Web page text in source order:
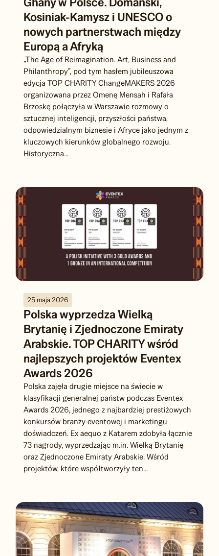
Historyczna wizyta Króla Asante z
Ghany w Polsce. Domański,
Kosiniak-Kamysz i UNESCO o
nowych partnerstwach między
Europą a Afryką
„The Age of Reimagination. Art, Business and
Philanthropy”, pod tym hasłem jubileuszowa
edycja TOP CHARITY ChangeMAKERS 2026
organizowana przez Omenę Mensah i Rafała
Brzoskę połączyła w Warszawie rozmowy o
sztucznej inteligencji, przyszłości państwa,
odpowiedzialnym biznesie i Afryce jako jednym z
25 maja 2026
Polska wyprzedza Wielką
Brytanię i Zjednoczone Emiraty
Arabskie. TOP CHARITY wśród
najlepszych projektów Eventex
Awards 2026
Polska zajęła drugie miejsce na świecie w
klasyfikacji generalnej państw podczas Eventex
Awards 2026, jednego z najbardziej prestiżowych
konkursów branży eventowej i marketingu
doświadczeń. Ex aequo z Katarem zdobyła łącznie
73 nagrody, wyprzedzając m.in. Wielką Brytanię